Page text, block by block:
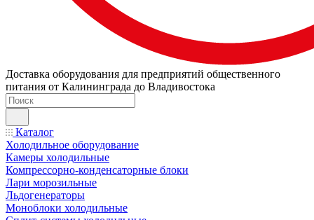
Доставка оборудования для предприятий общественного
питания от Калининграда до Владивостока
Каталог
Холодильное оборудование
Камеры холодильные
Компрессорно-конденсаторные блоки
Лари морозильные
Льдогенераторы
Моноблоки холодильные